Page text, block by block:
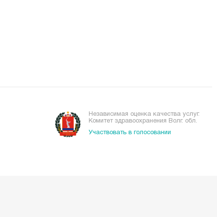
Независимая оценка качества услуг.
Комитет здравоохранения Волг. обл.
Участвовать в голосовании